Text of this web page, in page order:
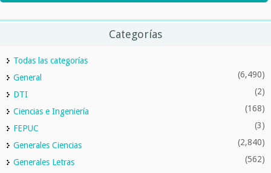
Categorías
Todas las categorías
General
(6,490)
DTI (2)
Ciencias e Ingeniería (168)
FEPUC (3)
Generales Ciencias (2,840)
Generales Letras (562)